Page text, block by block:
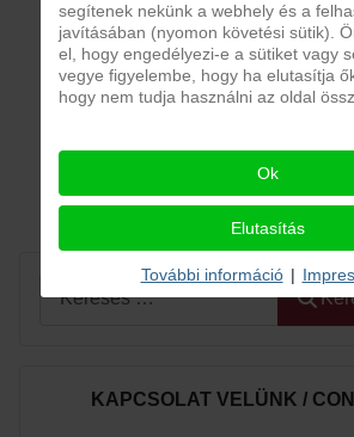
KAPCSOLAT VELÜNK /
segítenek nekünk a webhely és a
javításában (nyomon követési sütik).
el, hogy engedélyezi-e a sütiket vagy
vegye figyelembe, hogy ha elutasítja
hogy nem tudja használni az oldal
Ok
Elutasítás
További információ |